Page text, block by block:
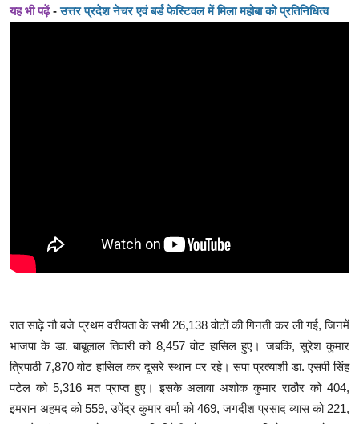
यह भी पढ़ें-उत्तर प्रदेश नेचर एवं बर्ड फेस्टिवल में मिला महोबा को प्रतिनिधित्व
रात साढ़े नौ बजे प्रथम वरीयता के सभी 26,138 वोटों की गिनती कर ली गई, जिनमें
भाजपा के डा. बाबूलाल तिवारी को 8,457 वोट हासिल हुए। जबकि, सुरेश कुमार
त्रिपाठी 7,870 वोट हासिल कर दूसरे स्थान पर रहे। सपा प्रत्याशी डा. एसपी सिंह
पटेल को 5,316 मत प्राप्त हुए। इसके अलावा अशोक कुमार राठौर को 404,
इमरान अहमद को 559, उपेंद्र कुमार वर्मा को 469, जगदीश प्रसाद व्यास को 221,